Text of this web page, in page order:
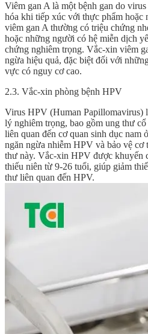
Viêm gan A là một bệnh gan do
hóa khi tiếp xúc với thực phẩm hoặc
viêm gan A thường có triệu chứng
hoặc những người có hệ miễn dịch
chứng nghiêm trọng. Vắc-xin viêm
ngừa hiệu quả, đặc biệt đối với
vực có nguy cơ cao.
2.3. Vắc-xin phòng bệnh HPV
Virus HPV (Human Papillomavirus)
lý nghiêm trọng, bao gồm ung thư cổ
liên quan đến cơ quan sinh dục
ngăn ngừa nhiễm HPV và bảo vệ
thư này. Vắc-xin HPV được khuyến
thiếu niên từ 9-26 tuổi, giúp giảm
thư liên quan đến HPV.